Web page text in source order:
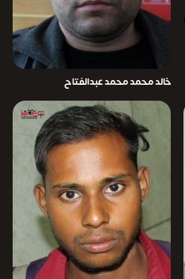
خالد محمد محمد عبدالفتاح